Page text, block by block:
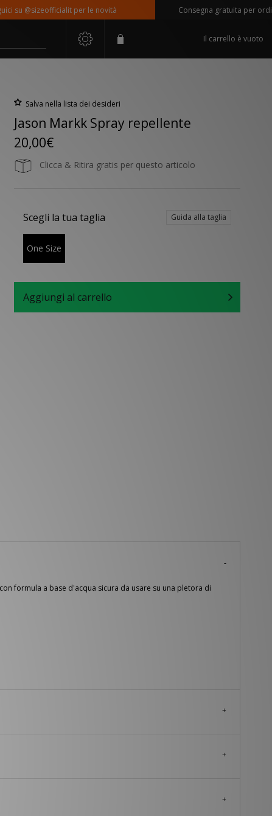
su @sizeofficialit per le novità Consegna gratuita per ordini
Il carrello è vuoto
Salva nella lista dei desideri
Jason Markk Spray repellente
20,00€
Clicca & Ritira gratis per questo articolo
Scegli la tua taglia Guida alla taglia
One Size
Aggiungi al carrello
formula a base d'acqua sicura da usare su una pletora di